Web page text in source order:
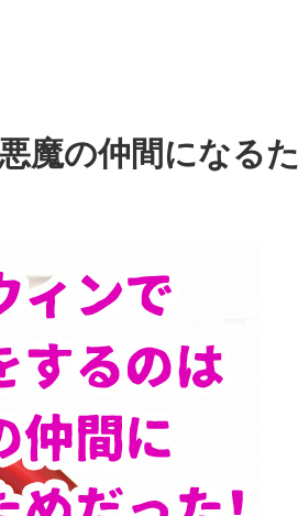
魔の仲間になるた